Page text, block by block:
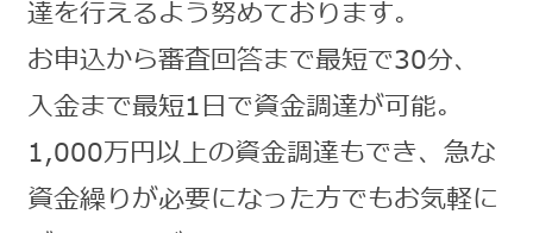
達を行えるよう努めております。
お申込から審査回答まで最短で30分、
入金まで最短1日で資金調達が可能。
1,000万円以上の資金調達もでき、急な
資金繰りが必要になった方でもお気軽に